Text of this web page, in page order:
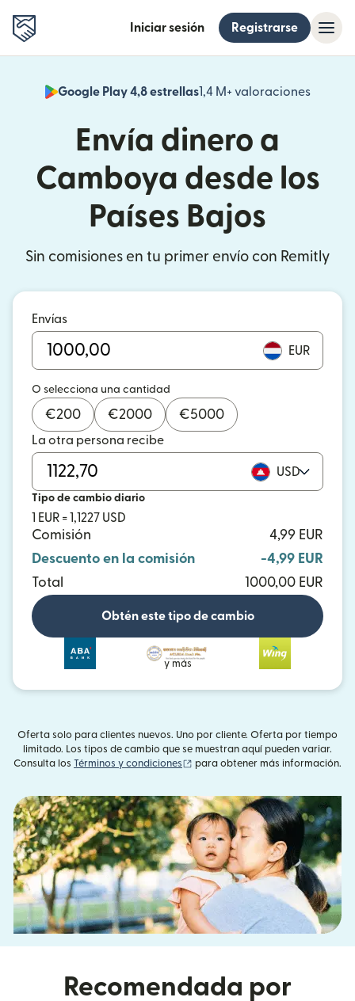
Iniciar sesión Registrarse
Google Play 4,8 estrellas1,4 M+ valoraciones
(se
Envía dinero a
Camboya desde los
Países Bajos
Sin comisiones en tu primer envío con Remitly
Envías
EUR
O selecciona una cantidad
€200 €2000 €5000
La otra persona recibe
USD
Tipo de cambio diario
1 EUR = 1,1227 USD
Comisión
4,99 EUR
Descuento en la comisión
-4,99 EUR
Total
1000,00 EUR
Obtén este tipo de cambio
y más
Oferta solo para clientes nuevos. Uno por cliente. Oferta por tiempo
limitado. Los tipos de cambio que se muestran aquí pueden variar.
Consulta los Términos y condiciones (se abre en una ventana nueva)
para obtener más información.
Recomendada por